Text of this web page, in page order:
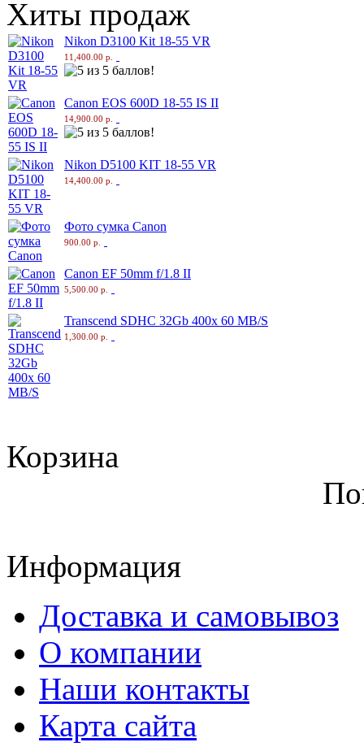
Хиты продаж
Nikon D3100 Kit 18-55 VR
11,400.00 р.
Canon EOS 600D 18-55 IS II
14,900.00 р.
Nikon D5100 KIT 18-55 VR
14,400.00 р.
Фото сумка Canon
900.00 р.
Canon EF 50mm f/1.8 II
5,500.00 р.
Transcend SDHC 32Gb 400x 60 MB/S
1,300.00 р.
Корзина
Информация
Доставка и самовывоз
О компании
Наши контакты
Карта сайта